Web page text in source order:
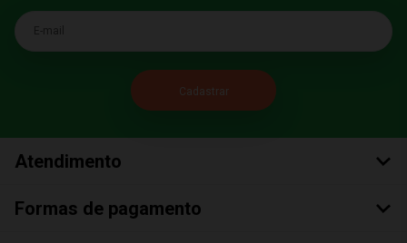
E-mail
Atendimento
Formas de pagamento